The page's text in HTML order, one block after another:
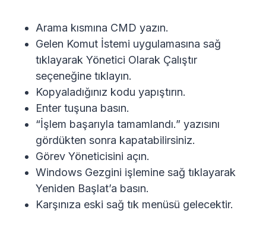
Arama kısmına CMD yazın.
Gelen Komut İstemi uygulamasına sağ
tıklayarak Yönetici Olarak Çalıştır
seçeneğine tıklayın.
Kopyaladığınız kodu yapıştırın.
Enter tuşuna basın.
“İşlem başarıyla tamamlandı.” yazısını
gördükten sonra kapatabilirsiniz.
Görev Yöneticisini açın.
Windows Gezgini işlemine sağ tıklayarak
Yeniden Başlat’a basın.
Karşınıza eski sağ tık menüsü gelecektir.